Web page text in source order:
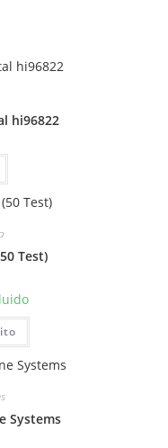
hi96822
Test)
Systems